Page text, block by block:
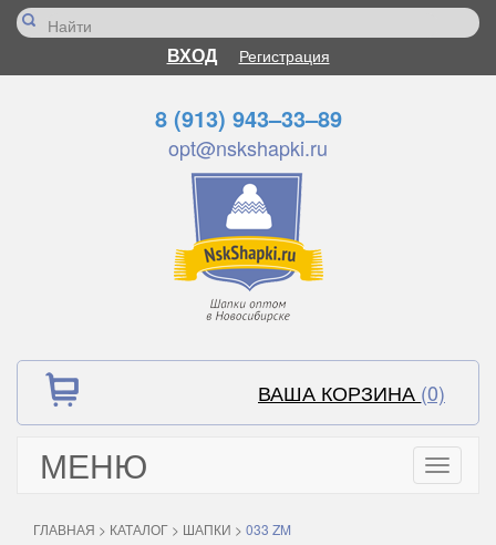
ВХОД Регистрация
8 (913) 943–33–89
opt@nskshapki.ru
ВАША КОРЗИНА (0)
МЕНЮ
Toggle
ГЛАВНАЯ > КАТАЛОГ > ШАПКИ > 033 ZM